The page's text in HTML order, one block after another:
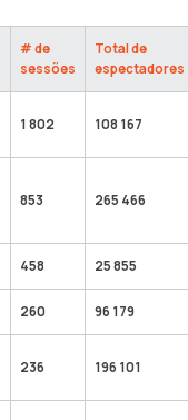
# de
sessões
Total de
espectadores
1 802 108 167
853 265 466
458 25 855
260 96 179
236 196 101